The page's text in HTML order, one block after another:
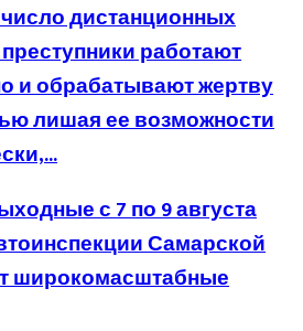
дистанционных
работают
и обрабатывают жертву
лишая ее возможности
с 7 по 9 августа
Самарской
широкомасштабные